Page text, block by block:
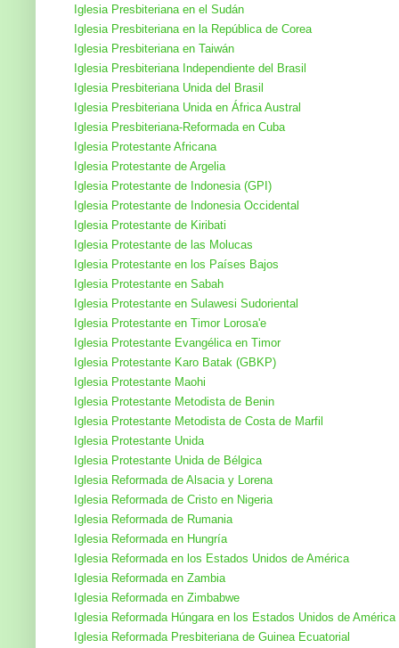
Iglesia Presbiteriana en el Sudán
Iglesia Presbiteriana en la República de Corea
Iglesia Presbiteriana en Taiwán
Iglesia Presbiteriana Independiente del Brasil
Iglesia Presbiteriana Unida del Brasil
Iglesia Presbiteriana Unida en África Austral
Iglesia Presbiteriana-Reformada en Cuba
Iglesia Protestante Africana
Iglesia Protestante de Argelia
Iglesia Protestante de Indonesia (GPI)
Iglesia Protestante de Indonesia Occidental
Iglesia Protestante de Kiribati
Iglesia Protestante de las Molucas
Iglesia Protestante en los Países Bajos
Iglesia Protestante en Sabah
Iglesia Protestante en Sulawesi Sudoriental
Iglesia Protestante en Timor Lorosa'e
Iglesia Protestante Evangélica en Timor
Iglesia Protestante Karo Batak (GBKP)
Iglesia Protestante Maohi
Iglesia Protestante Metodista de Benin
Iglesia Protestante Metodista de Costa de Marfil
Iglesia Protestante Unida
Iglesia Protestante Unida de Bélgica
Iglesia Reformada de Alsacia y Lorena
Iglesia Reformada de Cristo en Nigeria
Iglesia Reformada de Rumania
Iglesia Reformada en Hungría
Iglesia Reformada en los Estados Unidos de América
Iglesia Reformada en Zambia
Iglesia Reformada en Zimbabwe
Iglesia Reformada Húngara en los Estados Unidos de América
Iglesia Reformada Presbiteriana de Guinea Ecuatorial